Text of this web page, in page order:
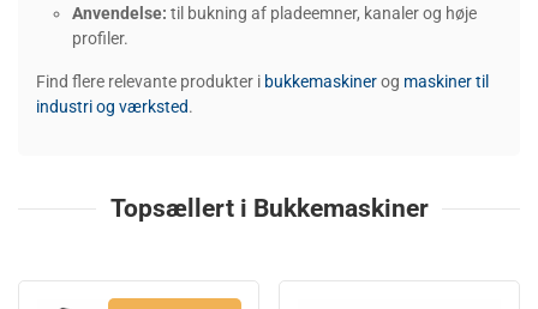
Anvendelse: til bukning af pladeemner, kanaler og høje
profiler.
Find flere relevante produkter i bukkemaskinerog maskiner til
industri og værksted.
Topsællert i Bukkemaskiner